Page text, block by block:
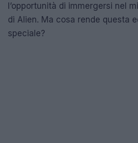
l’opportunità di immergersi nel
di Alien. Ma cosa rende questa
speciale?